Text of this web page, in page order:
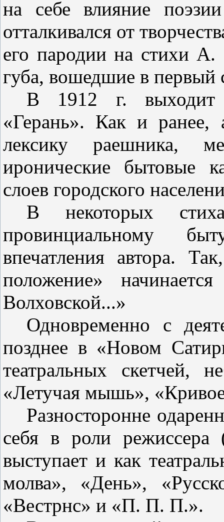
на себе влияние
отталкивался от
его пародии на стихи
губа, вошедшие в первый
В 1912 г. выходит
«Герань». Какиранее,
лексику раешника,
иронические бытовые
слоев городского
В некоторых
провинциально­му
впечатления автора.
положение»
Волховской...»
Одновременно с
позднее в «Новом
театральных скет­чей,
«Летучая мышь»,
Разносторонне
себя в роли режиссера
выступает и как
молва», «День»,
«Вестрнс» и «П. П. П.».